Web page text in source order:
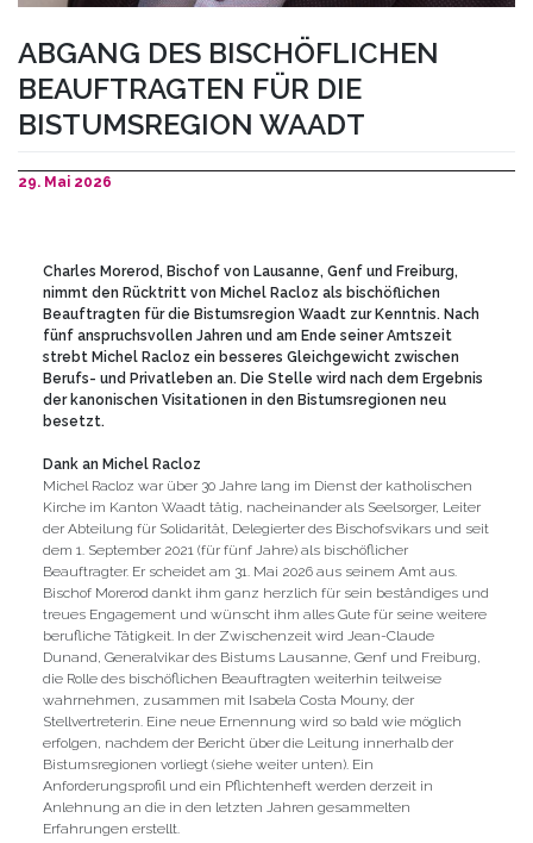
ABGANG DES BISCHÖFLICHEN
BEAUFTRAGTEN FÜR DIE
BISTUMSREGION WAADT
29. Mai 2026
Charles Morerod, Bischof von Lausanne, Genf und Freiburg,
nimmt den Rücktritt von Michel Racloz als bischöflichen
Beauftragten für die Bistumsregion Waadt zur Kenntnis. Nach
fünf anspruchsvollen Jahren und am Ende seiner Amtszeit
strebt Michel Racloz ein besseres Gleichgewicht zwischen
Berufs- und Privatleben an. Die Stelle wird nach dem Ergebnis
der kanonischen Visitationen in den Bistumsregionen neu
besetzt.
Dank an Michel Racloz
Michel Racloz war über 30 Jahre lang im Dienst der katholischen
Kirche im Kanton Waadt tätig, nacheinander als Seelsorger, Leiter
der Abteilung für Solidarität, Delegierter des Bischofsvikars und seit
dem 1. September 2021 (für fünf Jahre) als bischöflicher
Beauftragter. Er scheidet am 31. Mai 2026 aus seinem Amt aus.
Bischof Morerod dankt ihm ganz herzlich für sein beständiges und
treues Engagement und wünscht ihm alles Gute für seine weitere
berufliche Tätigkeit. In der Zwischenzeit wird Jean-Claude
Dunand, Generalvikar des Bistums Lausanne, Genf und Freiburg,
die Rolle des bischöflichen Beauftragten weiterhin teilweise
wahrnehmen, zusammen mit Isabela Costa Mouny, der
Stellvertreterin. Eine neue Ernennung wird so bald wie möglich
erfolgen, nachdem der Bericht über die Leitung innerhalb der
Bistumsregionen vorliegt (siehe weiter unten). Ein
Anforderungsprofil und ein Pflichtenheft werden derzeit in
Anlehnung an die in den letzten Jahren gesammelten
Erfahrungen erstellt.